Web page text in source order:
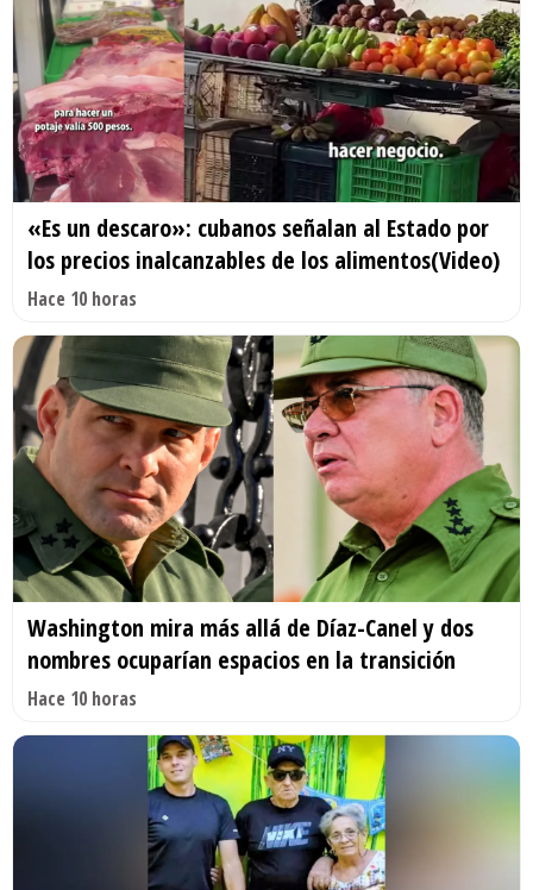
«Es un descaro»: cubanos señalan al Estado por
los precios inalcanzables de los alimentos(Video)
Hace 10 horas
Washington mira más allá de Díaz-Canel y dos
nombres ocuparían espacios en la transición
Hace 10 horas